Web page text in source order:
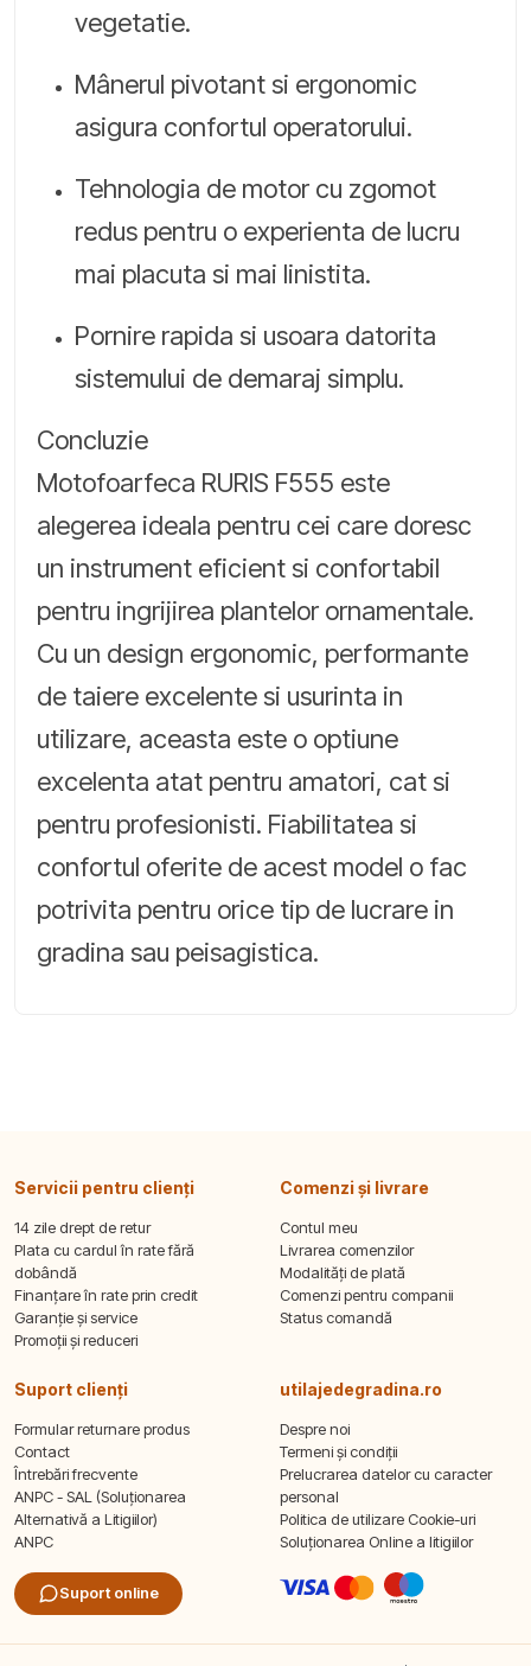
vegetatie.
Mânerul pivotant si ergonomic
asigura confortul operatorului.
Tehnologia de motor cu zgomot
redus pentru o experienta de lucru
mai placuta si mai linistita.
Pornire rapida si usoara datorita
sistemului de demaraj simplu.
Concluzie
Motofoarfeca RURIS F555 este
alegerea ideala pentru cei care doresc
un instrument eficient si confortabil
pentru ingrijirea plantelor ornamentale.
Cu un design ergonomic, performante
de taiere excelente si usurinta in
utilizare, aceasta este o optiune
excelenta atat pentru amatori, cat si
pentru profesionisti. Fiabilitatea si
confortul oferite de acest model o fac
potrivita pentru orice tip de lucrare in
gradina sau peisagistica.
Servicii pentru clienți
14 zile drept de retur
Plata cu cardul în rate fără
dobândă
Finanțare în rate prin credit
Garanție și service
Promoții și reduceri
Comenzi și livrare
Contul meu
Livrarea comenzilor
Modalități de plată
Comenzi pentru companii
Status comandă
Suport clienți
Formular returnare produs
Contact
Întrebări frecvente
ANPC - SAL (Soluționarea
Alternativă a Litigiilor)
ANPC
Suport online
utilajedegradina.ro
Despre noi
Termeni și condiții
Prelucrarea datelor cu caracter
personal
Politica de utilizare Cookie-uri
Soluționarea Online a litigiilor